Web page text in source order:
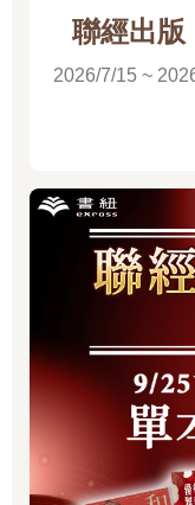
聯經出版
2026/7/15 ~